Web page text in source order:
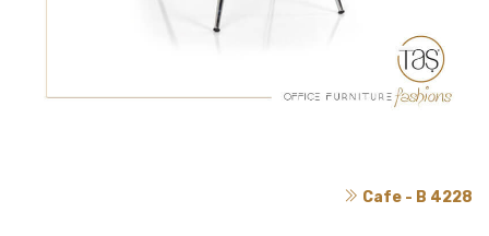
Cafe - B 4228